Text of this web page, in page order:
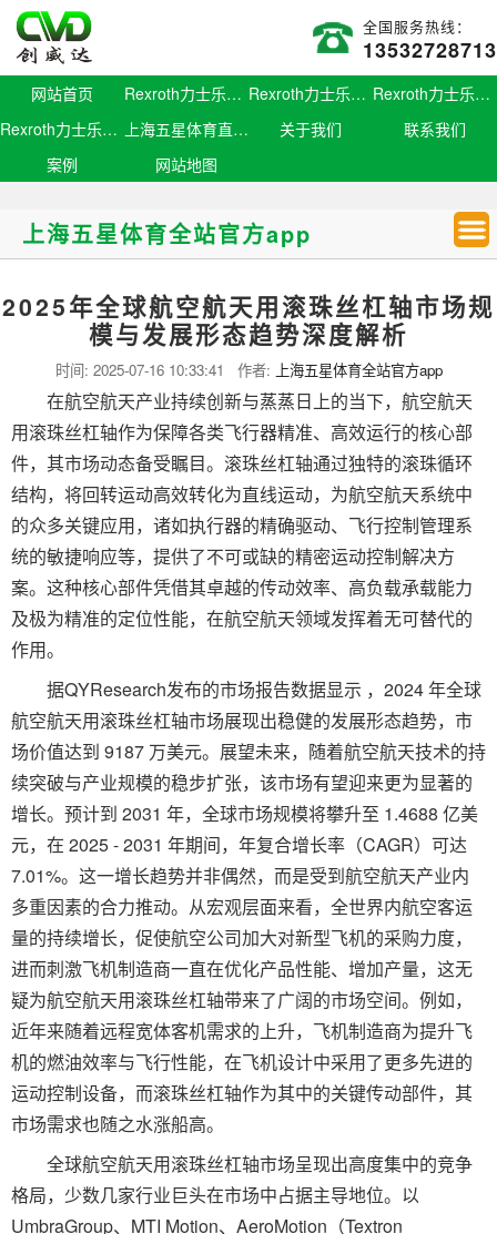
全国服务热线：
13532728713
网站首页 Rexroth力士乐滑块 Rexroth力士乐导轨
Rexroth力士乐螺母
Rexroth力士乐丝杆
上海五星体育直播官网 关于我们
联系我们
案例
网站地图
上海五星体育全站官方app
2025年全球航空航天用滚珠丝杠轴市场规
模与发展形态趋势深度解析
时间: 2025-07-16 10:33:41 作者: 上海五星体育全站官方app
在航空航天产业持续创新与蒸蒸日上的当下，航空航天
用滚珠丝杠轴作为保障各类飞行器精准、高效运行的核心部
件，其市场动态备受瞩目。滚珠丝杠轴通过独特的滚珠循环
结构，将回转运动高效转化为直线运动，为航空航天系统中
的众多关键应用，诸如执行器的精确驱动、飞行控制管理系
统的敏捷响应等，提供了不可或缺的精密运动控制解决方
案。这种核心部件凭借其卓越的传动效率、高负载承载能力
及极为精准的定位性能，在航空航天领域发挥着无可替代的
作用。
据QYResearch发布的市场报告数据显示 ，2024 年全球
航空航天用滚珠丝杠轴市场展现出稳健的发展形态趋势，市
场价值达到 9187 万美元。展望未来，随着航空航天技术的持
续突破与产业规模的稳步扩张，该市场有望迎来更为显著的
增长。预计到 2031 年，全球市场规模将攀升至 1.4688 亿美
元，在 2025 - 2031 年期间，年复合增长率（CAGR）可达
7.01%。这一增长趋势并非偶然，而是受到航空航天产业内
多重因素的合力推动。从宏观层面来看，全世界内航空客运
量的持续增长，促使航空公司加大对新型飞机的采购力度，
进而刺激飞机制造商一直在优化产品性能、增加产量，这无
疑为航空航天用滚珠丝杠轴带来了广阔的市场空间。例如，
近年来随着远程宽体客机需求的上升，飞机制造商为提升飞
机的燃油效率与飞行性能，在飞机设计中采用了更多先进的
运动控制设备，而滚珠丝杠轴作为其中的关键传动部件，其
市场需求也随之水涨船高。
全球航空航天用滚珠丝杠轴市场呈现出高度集中的竞争
格局，少数几家行业巨头在市场中占据主导地位。以
UmbraGroup、MTI Motion、AeroMotion（Textron